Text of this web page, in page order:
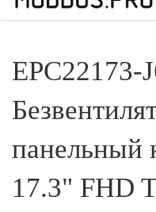
EPC22173-
панельный
17.3" FHD